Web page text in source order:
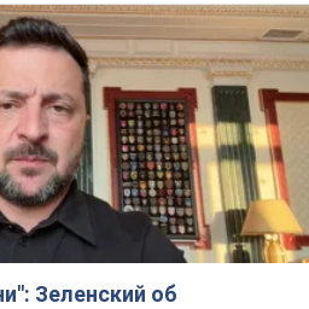
Зеленский об